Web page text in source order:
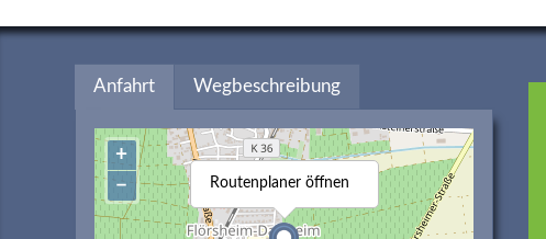
Anfahrt Wegbeschreibung
Routenplaner öffnen
+
−